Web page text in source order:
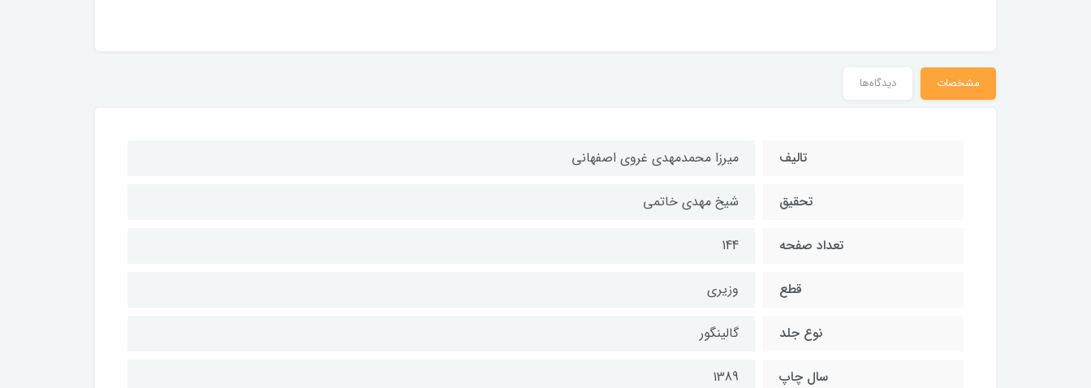
مشخصات دیدگاه‌ها
تالیف میرزا محمدمهدی غروی اصفهانی
تحقیق شیخ مهدی خاتمی
تعداد صفحه 144
قطع وزیری
نوع جلد گالینگور
سال چاپ 1389